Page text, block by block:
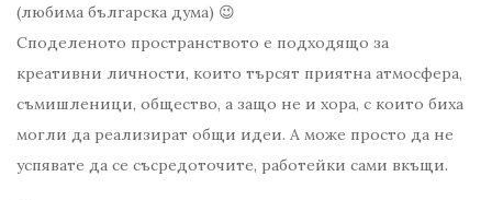
(любима българска дума) 😉
Споделеното пространството е подходящо за
креативни личности, които търсят приятна атмосфера,
съмишленици, общество, а защо не и хора, с които биха
могли да реализират общи идеи. А може просто да не
успявате да се съсредоточите, работейки сами вкъщи.